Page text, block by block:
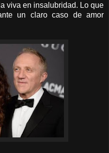
viva en insalubridad. Lo que
un claro caso de amor